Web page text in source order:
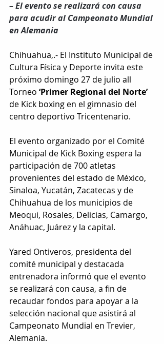
– El evento se realizará con causa
para acudir al Campeonato Mundial
en Alemania
Chihuahua,.- El Instituto Municipal de
Cultura Física y Deporte invita este
próximo domingo 27 de julio all
Torneo ‘Primer Regional del Norte’
de Kick boxing en el gimnasio del
centro deportivo Tricentenario.
El evento organizado por el Comité
Municipal de Kick Boxing espera la
participación de 700 atletas
provenientes del estado de México,
Sinaloa, Yucatán, Zacatecas y de
Chihuahua de los municipios de
Meoqui, Rosales, Delicias, Camargo,
Anáhuac, Juárez y la capital.
Yared Ontiveros, presidenta del
comité municipal y destacada
entrenadora informó que el evento
se realizará con causa, a fin de
recaudar fondos para apoyar a la
selección nacional que asistirá al
Campeonato Mundial en Trevier,
Alemania.